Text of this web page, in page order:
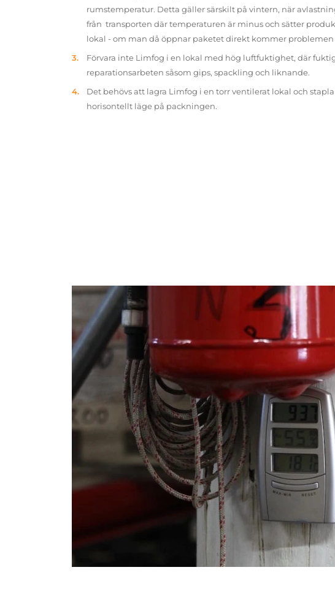
rumstemperatur. Detta gäller särskilt på vintern, när
från transporten där temperaturen är minus och sätter
lokal - om man då öppnar paketet direkt kommer problemen
Förvara inte Limfog i en lokal med hög luftfuktighet, där
reparationsarbeten såsom gips, spackling och liknande.
Det behövs att lagra Limfog i en torr ventilerat lokal och
horisontellt läge på packningen.